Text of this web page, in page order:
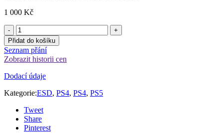
1 000 Kč
Přidat do košíku
Seznam přání
Zobrazit historii cen
Dodací údaje
Kategorie:ESD, PS4, PS4, PS5
Tweet
Share
Pinterest